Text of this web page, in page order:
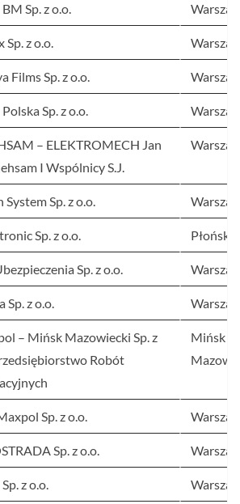
Sp. z o.o.
Sp. z o.o.
Films Sp. z o.o.
Sp. z o.o.
– ELEKTROMECH Jan
I Wspólnicy S.J.
System Sp. z o.o.
Sp. z o.o. Płońsk
Sp. z o.o.
Sp. z o.o.
– Mińsk Mazowiecki Sp. z
Robót
Mińsk
Sp. z o.o.
Sp. z o.o.
z o.o.